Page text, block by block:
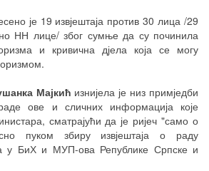
је 19 извјештаја против 30 лица /29
НН лице/ због сумње да су починила
и кривична дјела која се могу
Мајкић изнијела је низ примједби
ове и сличних информација које
сматрајући да је ријеч "само о
пуком збиру извјештаја о раду
у БиХ и МУП-ова Републике Српске и